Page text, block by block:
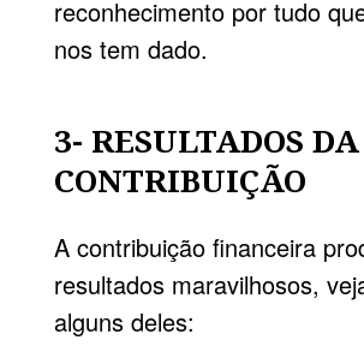
reconhecimento por tudo
nos tem dado.
3- RESULTADOS DA
CONTRIBUIÇÃO
A contribuição financeira
resultados maravilhosos,
alguns deles: